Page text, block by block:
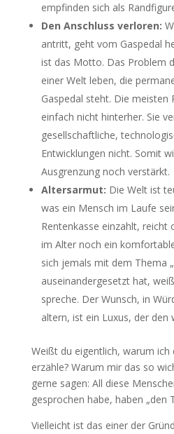
empfinden sich als
Den Anschluss verloren:
antritt, geht vom Gaspedal
ist das Motto. Das Problem
einer Welt leben, die
Gaspedal steht. Die meisten
einfach nicht hinterher. Sie
gesellschaftliche,
Entwicklungen nicht. Somit
Ausgrenzung noch verstärkt.
Altersarmut: Die Welt ist
was ein Mensch im Laufe
Rentenkasse einzahlt,
im Alter noch ein
sich jemals mit dem Thema
auseinandergesetzt hat,
spreche. Der Wunsch, in
altern, ist ein Luxus, der den
Weißt du eigentlich, warum ich
erzähle? Warum mir das so
gerne sagen: All diese
gesprochen habe, haben „den
Vielleicht ist das einer der